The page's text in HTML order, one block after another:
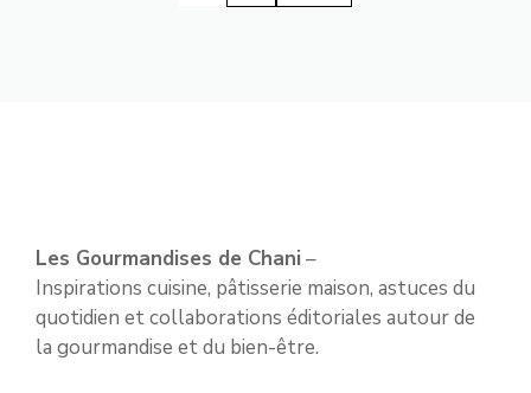
Les Gourmandises de Chani –
Inspirations cuisine, pâtisserie maison, astuces du
quotidien et collaborations éditoriales autour de
la gourmandise et du bien-être.